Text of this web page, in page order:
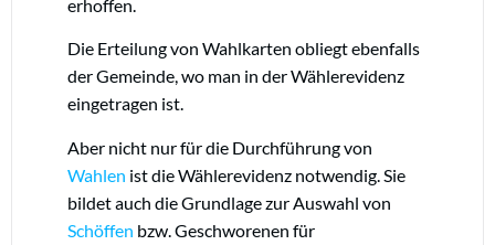
erhoffen.
Die Erteilung von Wahlkarten obliegt ebenfalls
der Gemeinde, wo man in der Wählerevidenz
eingetragen ist.
Aber nicht nur für die Durchführung von
Wahlen ist die Wählerevidenz notwendig. Sie
bildet auch die Grundlage zur Auswahl von
Schöffen bzw. Geschworenen für